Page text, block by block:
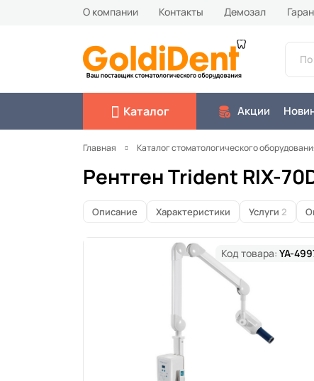
О компании Контакты Демозал
Каталог Акции
Главная Каталог стоматологического
Рентген Trident RIX-
Описание Характеристики Услуги 2
Код товара: YA-